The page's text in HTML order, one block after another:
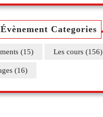
Évènement Categories
(15) Les cours (156)
(16)